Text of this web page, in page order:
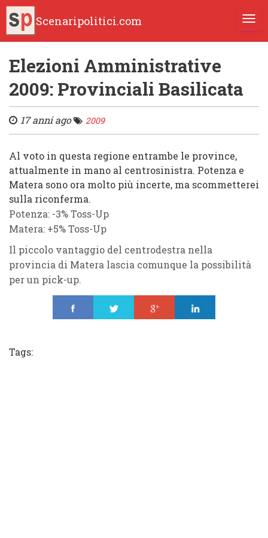
Scenaripolitici.com
Elezioni Amministrative
2009: Provinciali Basilicata
17 anni ago 2009
Al voto in questa regione entrambe le province,
attualmente in mano al centrosinistra. Potenza e
Matera sono ora molto più incerte, ma scommetterei
sulla riconferma.
Potenza: -3% Toss-Up
Matera: +5% Toss-Up
Il piccolo vantaggio del centrodestra nella
provincia di Matera lascia comunque la possibilità
per un pick-up.
Tags: